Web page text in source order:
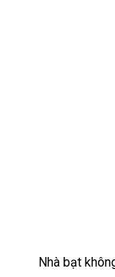
Nhà bạt